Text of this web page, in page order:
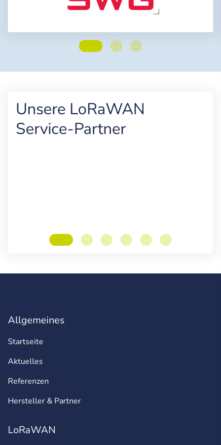
Unsere LoRaWAN
Service-Partner
Allgemeines
Startseite
Aktuelles
Referenzen
Hersteller & Partner
LoRaWAN